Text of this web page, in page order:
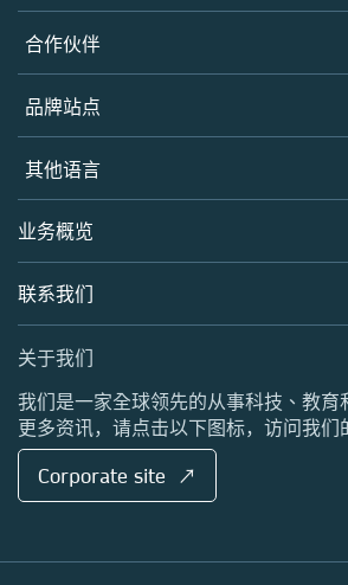
产品
图书馆
作者
合作伙伴
学会
合作伙伴
品牌站点
Springer
Nature Research
BiomedCentral
其他语言
英语站点
业务概览
联系我们
关于我们
我们是一家全球领先的从事科技、教育
更多资讯，请点击以下图标，访问我们
Corporate site ↗